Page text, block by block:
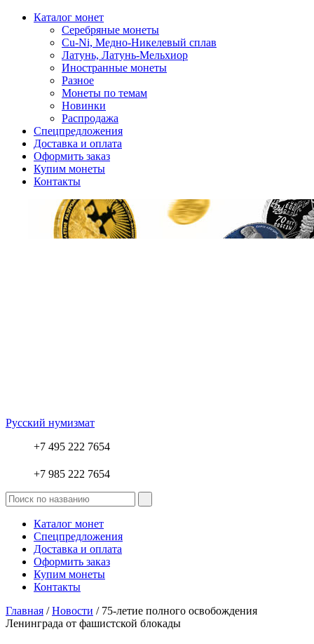
Каталог монет
Серебряные монеты
Cu-Ni, Медно-Никелевый сплав
Латунь, Латунь-Мельхиор
Иностранные монеты
Разное
Монеты по темам
Новинки
Распродажа
Спецпредложения
Доставка и оплата
Оформить заказ
Купим монеты
Контакты
Русский нумизмат
+7 495 222 7654
+7 985 222 7654
Каталог монет
Спецпредложения
Доставка и оплата
Оформить заказ
Купим монеты
Контакты
Главная /Новости / 75-летие полного освобождения
Ленинграда от фашистской блокады